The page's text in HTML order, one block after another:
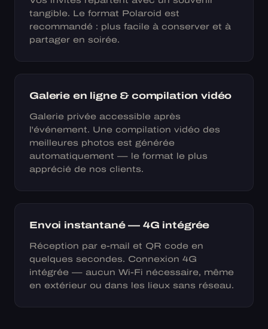
tangible. Le format Polaroid est
recommandé : plus facile à conserver et à
partager en soirée.
Galerie en ligne & compilation vidéo
Galerie privée accessible après
l'événement. Une compilation vidéo des
meilleures photos est générée
automatiquement — le format le plus
apprécié de nos clients.
Envoi instantané — 4G intégrée
Réception par e-mail et QR code en
quelques secondes. Connexion 4G
intégrée — aucun Wi-Fi nécessaire, même
en extérieur ou dans les lieux sans réseau.